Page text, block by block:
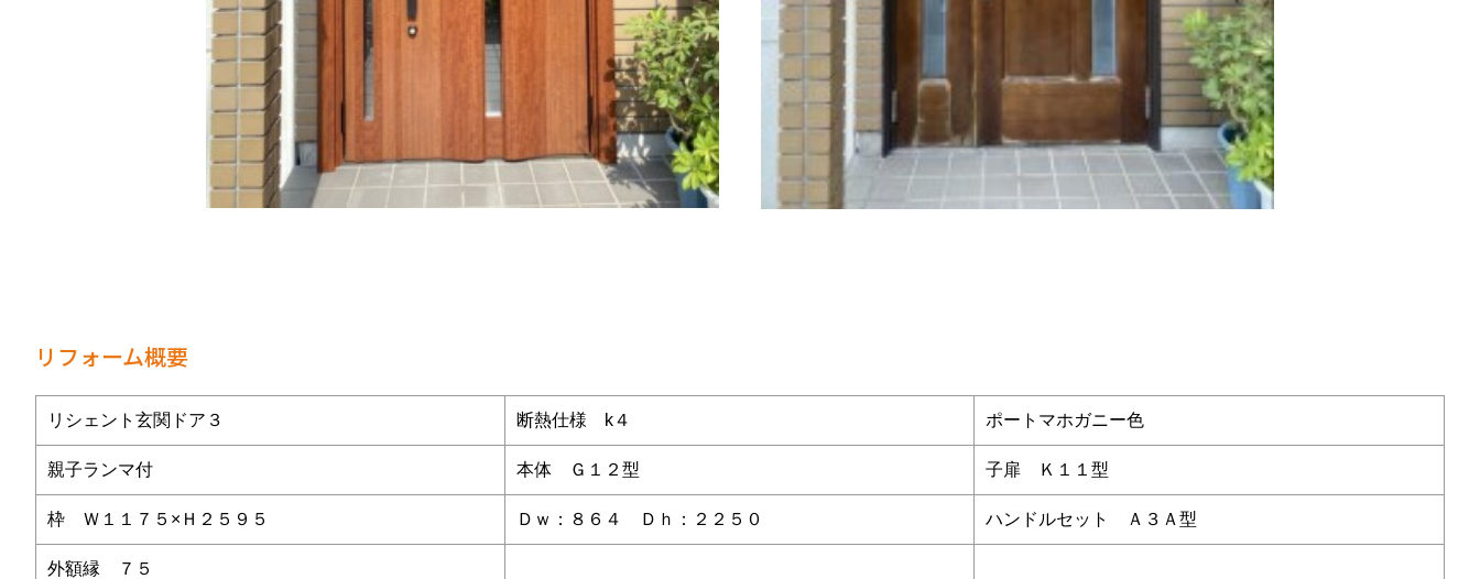
リフォーム概要
リシェント玄関ドア３ 断熱仕様 k４ ポートマホガニー色
親子ランマ付 本体 Ｇ１２型 子扉 Ｋ１１型
枠 Ｗ１１７５×Ｈ２５９５ Ｄｗ：８６４ Ｄｈ：２２５０ ハンドルセット Ａ３Ａ型
外額縁 ７５